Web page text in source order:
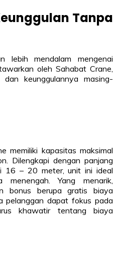
Tanpa
lebih mendalam mengenai
oleh Sahabat Crane,
keunggulannya masing-
memiliki kapasitas maksimal
Dilengkapi dengan panjang
16 – 20 meter, unit ini ideal
menengah. Yang menarik,
bonus berupa gratis biaya
pelanggan dapat fokus pada
khawatir tentang biaya